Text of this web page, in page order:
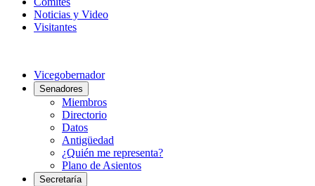
Noticias y Video
Visitantes
Vicegobernador
Senadores
Miembros
Directorio
Datos
Antigüedad
¿Quién me representa?
Plano de Asientos
Secretaría